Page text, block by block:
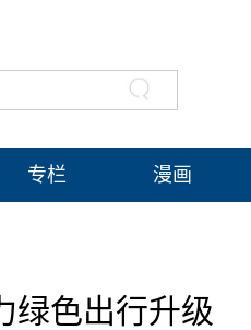
专栏 漫画
绿色出行升级